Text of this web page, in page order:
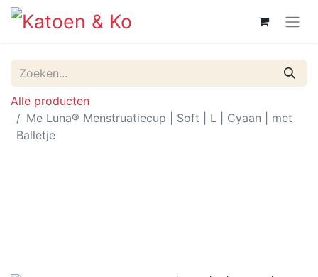
Alle producten
Me Luna® Menstruatiecup | Soft | L | Cyaan | met
Balletje